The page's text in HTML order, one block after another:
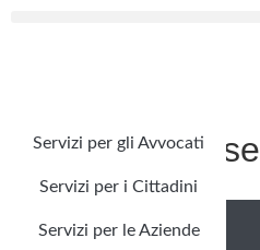
Servizi per gli Avvocati
Servizi per i Cittadini
Servizi per le Aziende
Pratica Forense
PRATICA FORENSE